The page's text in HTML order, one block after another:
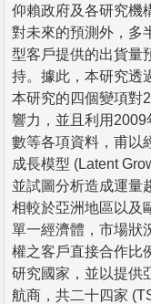
仰賴政府及各研究機
對未來的預測外，多
型客戶提供的出貨量
持。據此，本研究透
本研究的四個變項對
響力，並且利用
數等各項資料，甫以
成長模型 (Latent
並試圖分析造成運量
相較於亞洲地區以及
單一經濟體，市場狀
權之客戶直接合作比
研究國家，並以提供
航商，共二十四家